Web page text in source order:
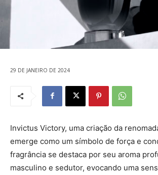
29 DE JANEIRO DE 2024
Invictus Victory, uma criação da
emerge como um símbolo de força e
fragrância se destaca por seu aroma
masculino e sedutor, evocando uma